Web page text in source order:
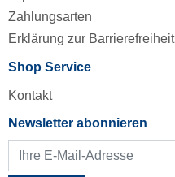
Zahlungsarten
Erklärung zur Barrierefreiheit
Shop Service
Kontakt
Newsletter abonnieren